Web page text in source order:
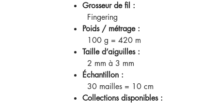
Grosseur de fil :
Fingering
Poids / métrage :
100 g = 420 m
Taille d’aiguilles :
2 mm à 3 mm
Échantillon :
30 mailles = 10 cm
Collections disponibles :